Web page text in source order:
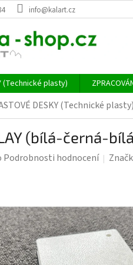
info@kalart.cz
(Technické plasty)
DESKY (Technické plasty)
(bílá-černá-
Podrobnosti hodnocení